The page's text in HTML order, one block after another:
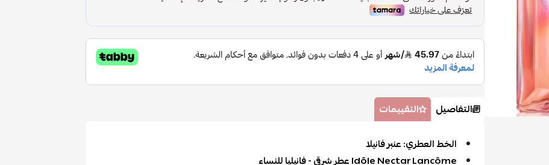
التفاصيل التقييمات
الخط العطري: عنبر فانيلا
Idôle Nectar Lancôme عطر شرقي - فانيليا للنساء